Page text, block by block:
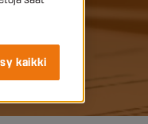
kaikki